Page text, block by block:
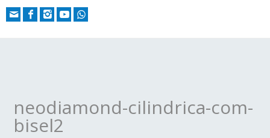
neodiamond-cilindrica-com-
bisel2